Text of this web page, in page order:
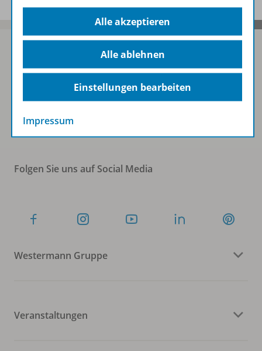
Sofort profitieren
Zum Newsletter anmelden
Folgen Sie uns auf Social Media
Westermann Gruppe
Veranstaltungen
Alle akzeptieren
Alle ablehnen
Einstellungen bearbeiten
Impressum